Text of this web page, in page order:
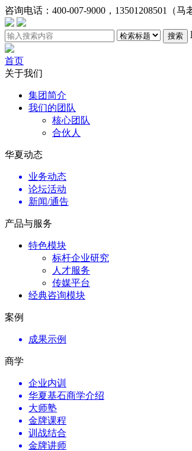
咨询电话： 400-007-9000，13501208501（马
搜索
首页
关于我们
集团简介
我们的团队
核心团队
合伙人
华夏动态
业务动态
论坛活动
新闻/通告
产品与服务
特色模块
标杆企业研究
人才服务
传媒平台
经典咨询模块
案例
成果示例
商学
企业内训
华夏基石商学介绍
大师塾
金牌课程
训战结合
金牌讲师